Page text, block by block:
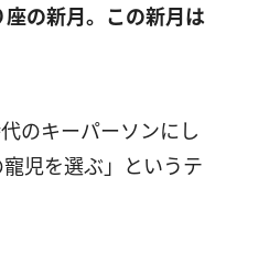
座の新月。この新月は
のキーパーソンにし
児を選ぶ」というテ